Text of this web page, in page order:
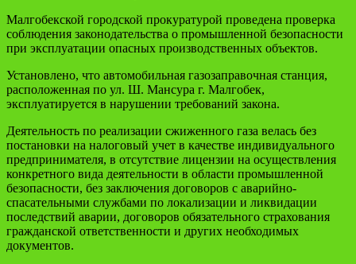
Малгобекской городской прокуратурой проведена проверка
соблюдения законодательства о промышленной безопасности
при эксплуатации опасных производственных объектов.
Установлено, что автомобильная газозаправочная станция,
расположенная по ул. Ш. Мансура г. Малгобек,
эксплуатируется в нарушении требований закона.
Деятельность по реализации сжиженного газа велась без
постановки на налоговый учет в качестве индивидуального
предпринимателя, в отсутствие лицензии на осуществления
конкретного вида деятельности в области промышленной
безопасности, без заключения договоров с аварийно-
спасательными службами по локализации и ликвидации
последствий аварии, договоров обязательного страхования
гражданской ответственности и других необходимых
документов.